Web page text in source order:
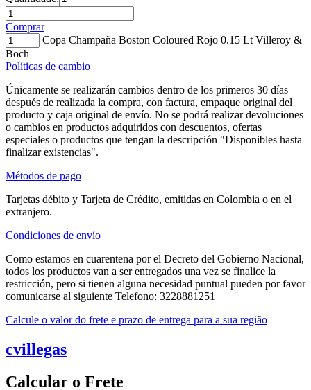
Comprar
Copa Champaña Boston Coloured Rojo 0.15 Lt Villeroy &
Boch
Políticas de cambio
Únicamente se realizarán cambios dentro de los primeros 30 días
después de realizada la compra, con factura, empaque original del
producto y caja original de envío. No se podrá realizar devoluciones
o cambios en productos adquiridos con descuentos, ofertas
especiales o productos que tengan la descripción "Disponibles hasta
finalizar existencias".
Métodos de pago
Tarjetas débito y Tarjeta de Crédito, emitidas en Colombia o en el
extranjero.
Condiciones de envío
Como estamos en cuarentena por el Decreto del Gobierno Nacional,
todos los productos van a ser entregados una vez se finalice la
restricción, pero si tienen alguna necesidad puntual pueden por favor
comunicarse al siguiente Telefono: 3228881251
Calcule o valor do frete e prazo de entrega para a sua região
cvillegas
Calcular o Frete